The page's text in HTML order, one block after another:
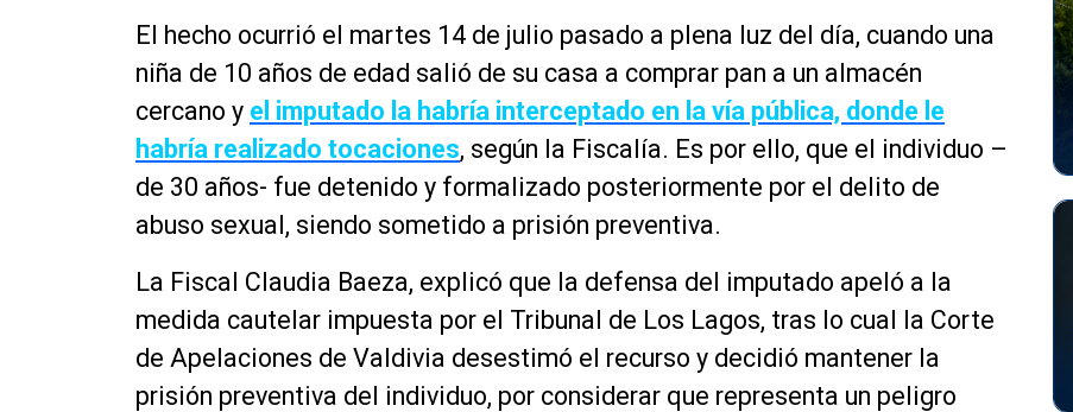
El hecho ocurrió el martes 14 de julio pasado a plena luz del día, cuando una
niña de 10 años de edad salió de su casa a comprar pan a un almacén
cercano y el imputado la habría interceptado en la vía pública, donde le
habría realizado tocaciones, según la Fiscalía. Es por ello, que el individuo –
de 30 años- fue detenido y formalizado posteriormente por el delito de
abuso sexual, siendo sometido a prisión preventiva.
La Fiscal Claudia Baeza, explicó que la defensa del imputado apeló a la
medida cautelar impuesta por el Tribunal de Los Lagos, tras lo cual la Corte
de Apelaciones de Valdivia desestimó el recurso y decidió mantener la
prisión preventiva del individuo, por considerar que representa un peligro